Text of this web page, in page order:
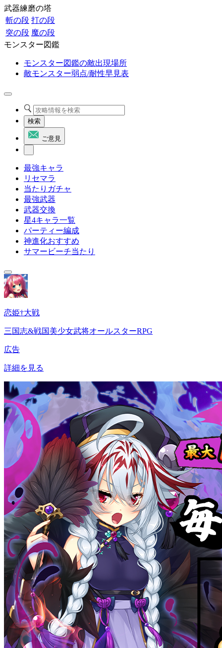
武器練磨の塔
斬の段 打の段
突の段 魔の段
モンスター図鑑
モンスター図鑑の敵出現場所
敵モンスター弱点/耐性早見表
検索
ご意見
最強キャラ
リセマラ
当たりガチャ
最強武器
武器交換
星4キャラ一覧
パーティー編成
神進化おすすめ
サマービーチ当たり
恋姫†大戦
三国志&戦国美少女武将オールスターRPG
広告
詳細を見る